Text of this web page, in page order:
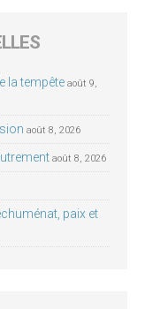
la tempête août 9,
août 8, 2026
août 8, 2026
paix et